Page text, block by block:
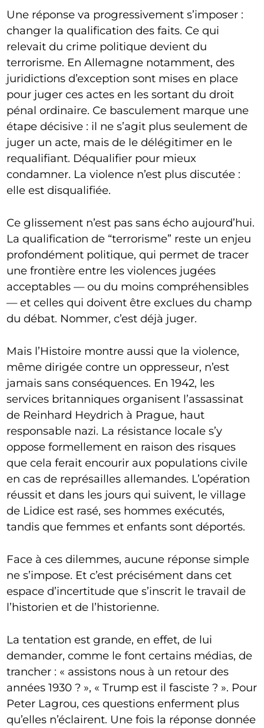
Une réponse va progressivement s’imposer :
changer la qualification des faits. Ce qui
relevait du crime politique devient du
terrorisme. En Allemagne notamment, des
juridictions d’exception sont mises en place
pour juger ces actes en les sortant du droit
pénal ordinaire. Ce basculement marque une
étape décisive : il ne s’agit plus seulement de
juger un acte, mais de le délégitimer en le
requalifiant. Déqualifier pour mieux
condamner. La violence n’est plus discutée :
elle est disqualifiée.
Ce glissement n’est pas sans écho aujourd’hui.
La qualification de “terrorisme” reste un enjeu
profondément politique, qui permet de tracer
une frontière entre les violences jugées
acceptables — ou du moins compréhensibles
— et celles qui doivent être exclues du champ
du débat. Nommer, c’est déjà juger.
Mais l’Histoire montre aussi que la violence,
même dirigée contre un oppresseur, n’est
jamais sans conséquences. En 1942, les
services britanniques organisent l’assassinat
de Reinhard Heydrich à Prague, haut
responsable nazi. La résistance locale s’y
oppose formellement en raison des risques
que cela ferait encourir aux populations civile
en cas de représailles allemandes. L’opération
réussit et dans les jours qui suivent, le village
de Lidice est rasé, ses hommes exécutés,
tandis que femmes et enfants sont déportés.
Face à ces dilemmes, aucune réponse simple
ne s’impose. Et c’est précisément dans cet
espace d’incertitude que s’inscrit le travail de
l’historien et de l’historienne.
La tentation est grande, en effet, de lui
demander, comme le font certains médias, de
trancher : « assistons nous à un retour des
années 1930 ? », « Trump est il fasciste ? ». Pour
Peter Lagrou, ces questions enferment plus
qu’elles n’éclairent. Une fois la réponse donnée